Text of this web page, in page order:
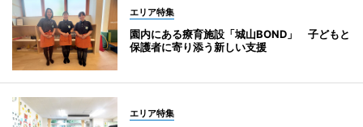
エリア特集
園内にある療育施設「城山BOND」 子どもと
保護者に寄り添う新しい支援
エリア特集